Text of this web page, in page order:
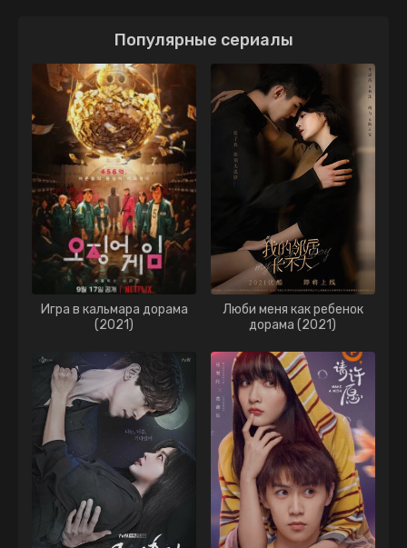
Популярные сериалы
Игра в кальмара дорама
(2021)
Люби меня как ребенок
дорама (2021)